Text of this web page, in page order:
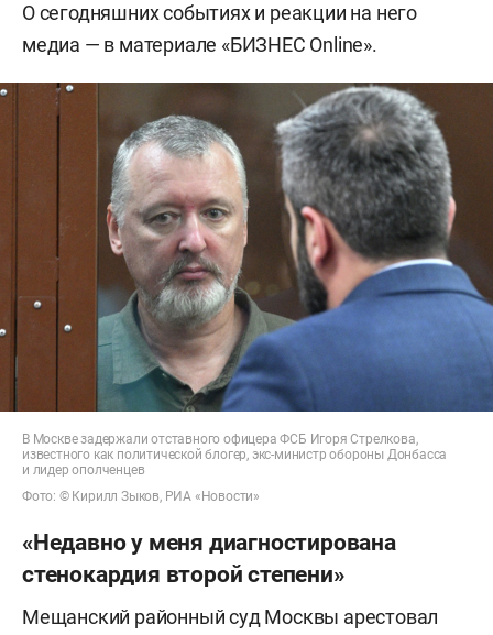
О сегодняшних событиях и реакции на него
медиа — в материале «БИЗНЕС Online».
В Москве задержали отставного офицера ФСБ Игоря Стрелкова,
известного как политической блогер, экс-министр обороны Донбасса
и лидер ополченцев
Фото: © Кирилл Зыков, РИА «Новости»
«Недавно у меня диагностирована
стенокардия второй степени»
Мещанский районный суд Москвы арестовал